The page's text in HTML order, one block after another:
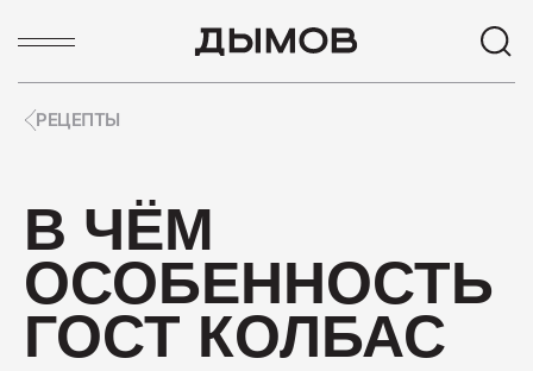
Карьера
Вакансии
Пиколини
Вареные колбасы
РЕЦЕПТЫ
В ЧЁМ
ОСОБЕННОСТЬ
ГОСТ КОЛБАС